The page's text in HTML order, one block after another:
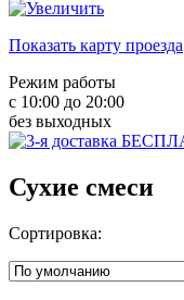
Показать карту проезда
Режим работы
с 10:00 до 20:00
без выходных
Сухие смеси
Сортировка: